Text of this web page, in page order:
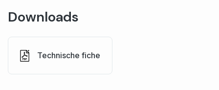
Downloads
Technische fiche